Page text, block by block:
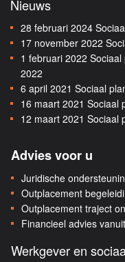
Nieuws
28 februari 2024
17 november 2022
1 februari 2022 Sociaal
2022
6 april 2021 Sociaal
16 maart 2021 Sociaal
12 maart 2021 Sociaal
Advies voor u
Juridische
Outplacement
Outplacement traject
Financieel advies
Werkgever en